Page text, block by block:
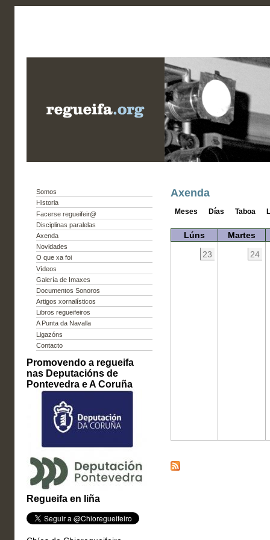
Somos
Historia
Facerse regueifeir@
Disciplinas paralelas
Axenda
Novidades
O que xa foi
Vídeos
Galería de Imaxes
Documentos Sonoros
Artigos xornalísticos
Libros regueifeiros
A Punta da Navalla
Ligazóns
Contacto
Promovendo a regueifa
nas Deputacións de
Pontevedra e A Coruña
Regueifa en liña
Axenda
Meses Días Taboa
Lúns
Martes
23
24